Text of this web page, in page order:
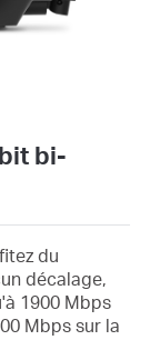
bi-
du
décalage,
1900 Mbps
Mbps sur la